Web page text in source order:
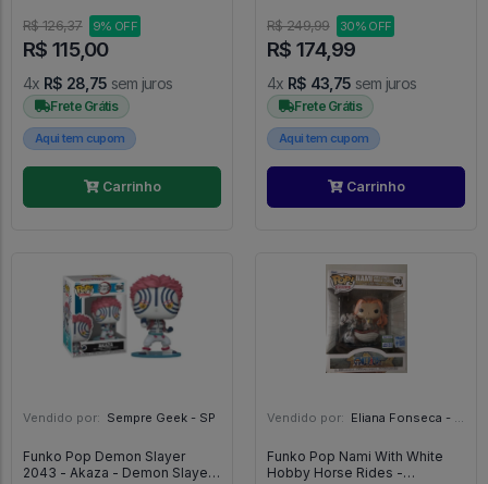
R$ 126,37 9% OFF
R$ 115,00
4x R$ 28,75 sem juros
Frete Grátis
Aqui tem cupom
Carrinho
R$ 249,99 30% OFF
R$ 174,99
4x R$ 43,75 sem juros
Frete Grátis
Aqui tem cupom
Carrinho
Vendido por: Sempre Geek - SP
Funko Pop Demon Slayer
2043 - Akaza - Demon Slayer
Vendido por: Eliana Fonseca - SP
Funko Pop Nami With White
Hobby Horse Rides -